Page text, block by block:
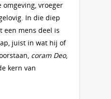
vroeger
In die diep
een mens deel is
juist in wat hij of
coram Deo,
kern van